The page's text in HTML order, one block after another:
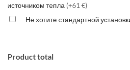
источником тепла (+61 €)
Не хотите стандартной
Product total